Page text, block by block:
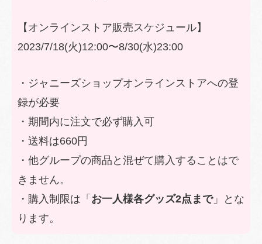
【オンラインストア販売スケジュール】
2023/7/18(火)12:00〜8/30(水)23:00
・ジャニーズショップオンラインストアへの登
録が必要
・期間内に注文で必ず購入可
・送料は660円
・他グループの商品と混ぜて購入することはで
きません。
・購入制限は「 お一人様各グッズ2点まで」とな
ります。